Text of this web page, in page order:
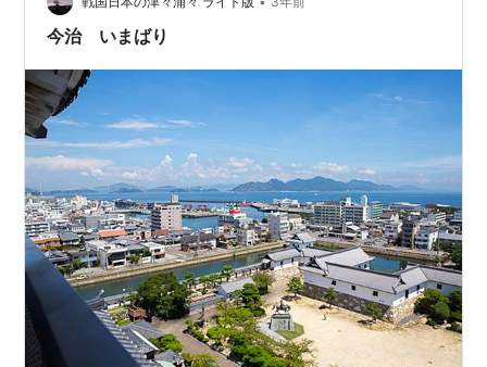
今治 いまばり